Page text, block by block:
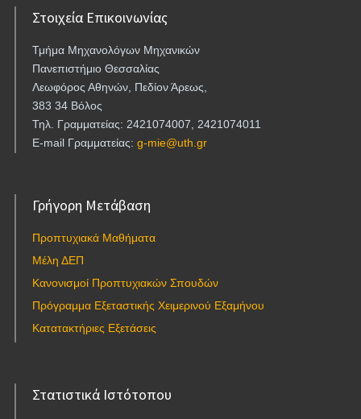
Στοιχεία Επικοινωνίας
Τμήμα Μηχανολόγων Μηχανικών
Πανεπιστήμιο Θεσσαλίας
Λεωφόρος Αθηνών, Πεδίον Άρεως,
383 34 Βόλος
Τηλ. Γραμματείας: 2421074007, 2421074011
E-mail Γραμματείας: g-mie@uth.gr
Γρήγορη Μετάβαση
Προπτυχιακά Μαθήματα
Μέλη ΔΕΠ
Κανονισμοί Προπτυχιακών Σπουδών
Πρόγραμμα Εξεταστικής Χειμερινού Εξαμήνου
Κατατακτήριες Εξετάσεις
Στατιστικά Ιστότοπου